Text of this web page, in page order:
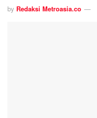
by Redaksi Metroasia.co